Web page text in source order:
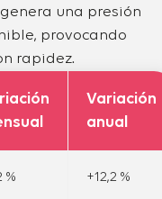
Variación
anual
% +12,2 %
una presión
provocando
rapidez.